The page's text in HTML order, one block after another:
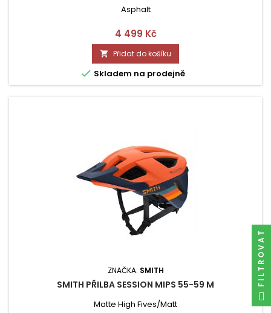
Asphalt
Cena
4 499 Kč
 Přidat do košíku
 Skladem na prodejně
ZNAČKA: SMITH
SMITH PŘILBA SESSION MIPS 55-59 M
Matte High Fives/Matt
FILTROVAT